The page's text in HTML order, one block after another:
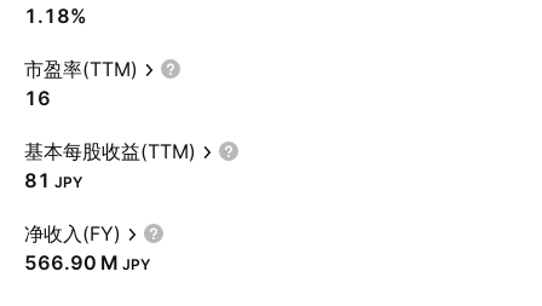
1.18%
市盈率(TTM)
16
基本每股收益(TTM)
81 JPY
净收入(FY)
‪566.90 M‬ JPY